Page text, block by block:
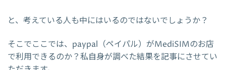
と、考えている人も中にはいるのではないでしょうか？
そこでここでは、paypal（ペイパル）がMediSIMのお店
で利用できるのか？私自身が調べた結果を記事にさせてい